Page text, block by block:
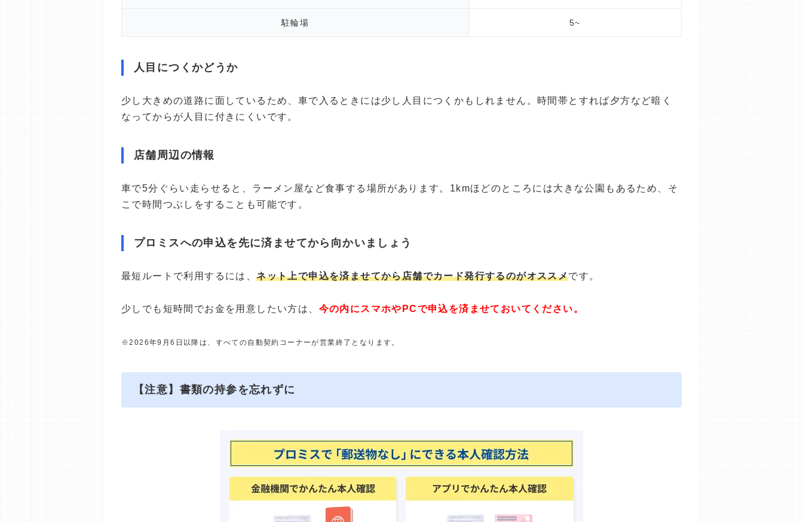
駐輪場 5~
人目につくかどうか
少し大きめの道路に面しているため、車で入るときには少し人目につくかもしれません。時間帯とすれば夕方など暗く
なってからが人目に付きにくいです。
店舗周辺の情報
車で5分ぐらい走らせると、ラーメン屋など食事する場所があります。1kmほどのところには大きな公園もあるため、そ
こで時間つぶしをすることも可能です。
プロミスへの申込を先に済ませてから向かいましょう
最短ルートで利用するには、ネット上で申込を済ませてから店舗でカード発行するのがオススメです。
少しでも短時間でお金を用意したい方は、 今の内にスマホやPCで申込を済ませておいてください。
※2026年9月6日以降は、すべての自動契約コーナーが営業終了となります。
【注意】書類の持参を忘れずに